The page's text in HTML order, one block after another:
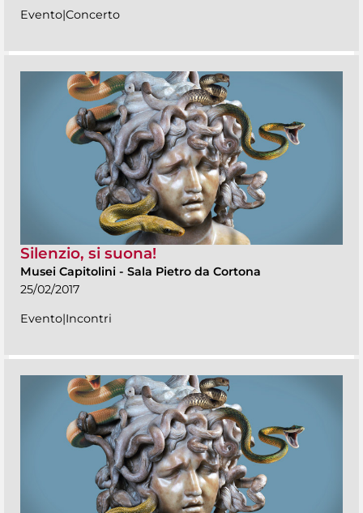
Evento|Concerto
Silenzio, si suona!
Musei Capitolini - Sala Pietro da Cortona
25/02/2017
Evento|Incontri